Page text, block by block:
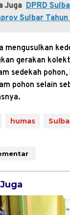
Juga DPRD
Sulbar
mengusulkan
gerakan
sedekah
pohon selain
humas